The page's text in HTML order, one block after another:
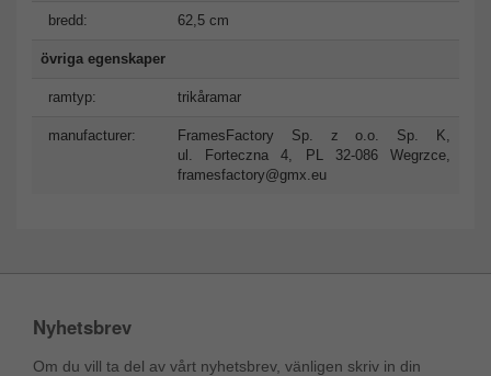
bredd: 62,5 cm
övriga egenskaper
ramtyp: trikåramar
manufacturer:
FramesFactory Sp. z o.o. Sp. K,
ul. Forteczna 4, PL 32-086 Wegrzce,
framesfactory@gmx.eu
Nyhetsbrev
Om du vill ta del av vårt nyhetsbrev, vänligen skriv in din